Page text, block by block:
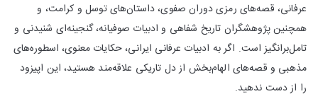
عرفانی، قصه‌های رمزی دوران صفوی، داستان‌های توسل و کرامت، و
همچنین پژوهشگران تاریخ شفاهی و ادبیات صوفیانه، گنجینه‌ای شنیدنی و
تامل‌برانگیز است. اگر به ادبیات عرفانی ایرانی، حکایات معنوی، اسطوره‌های
مذهبی و قصه‌های الهام‌بخش از دل تاریکی علاقه‌مند هستید، این اپیزود
را از دست ندهید.